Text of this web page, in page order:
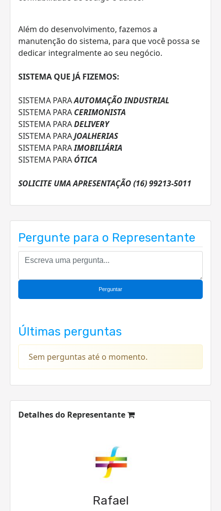
Além do desenvolvimento, fazemos a
manutenção do sistema, para que você possa se
dedicar integralmente ao seu negócio.
SISTEMA QUE JÁ FIZEMOS:
SISTEMA PARAAUTOMAÇÃO INDUSTRIAL
SISTEMA PARA CERIMONISTA
SISTEMA PARADELIVERY
SISTEMA PARAJOALHERIAS
SISTEMA PARAIMOBILIÁRIA
SISTEMA PARA ÓTICA
SOLICITE UMA APRESENTAÇÃO (16) 99213-5011
Pergunte para o Representante
Perguntar
Últimas perguntas
Sem perguntas até o momento.
Detalhes do Representante
Rafael